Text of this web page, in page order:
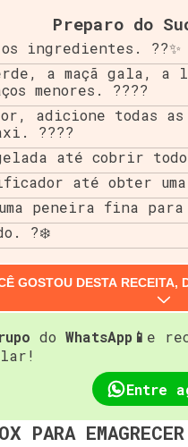
Preparo do
os ingredientes. ??✨
a maçã gala,
menores. ????
adicione todas
????
até cobrir
até obter uma
uma peneira fina
?❄️
GOSTOU DESTA RECEITA,
do WhatsApp📱 e
Entre
PARA